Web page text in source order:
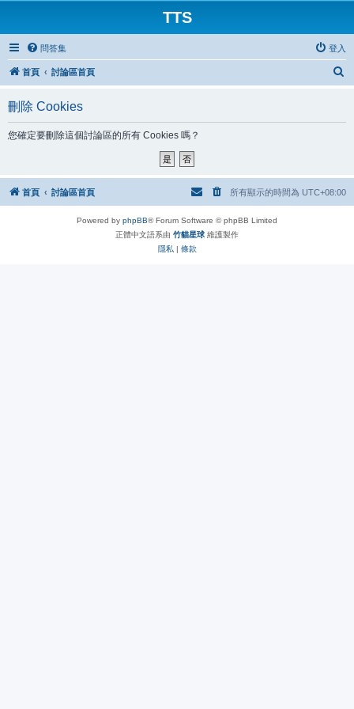
TTS
問答集 登入
首頁 討論區首頁
刪除 Cookies
您確定要刪除這個討論區的所有 Cookies 嗎？
首頁 討論區首頁 所有顯示的時間為 UTC+08:00
Powered by phpBB® Forum Software © phpBB Limited
正體中文語系由 竹貓星球 維護製作
隱私 | 條款